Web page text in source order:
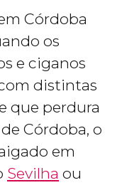
Córdoba
os
e ciganos
distintas
que perdura
Córdoba, o
em
Sevilha ou